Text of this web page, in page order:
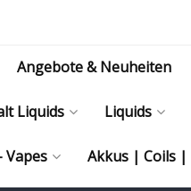
Angebote & Neuheiten
Liquids Liquids
Vapes Akkus | Coils